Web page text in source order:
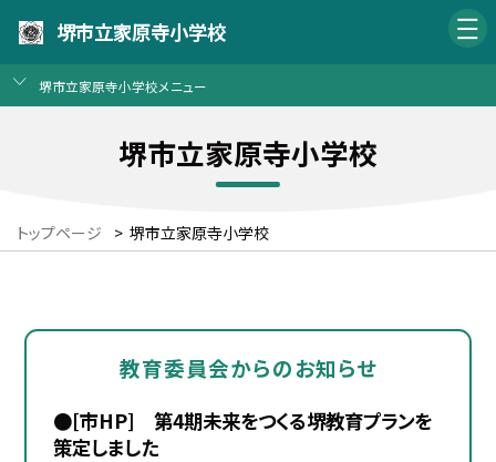
堺市立家原寺小学校
堺市立家原寺小学校メニュー
堺市立家原寺小学校
トップページ > 堺市立家原寺小学校
教育委員会からのお知らせ
●[市HP] 第4期未来をつくる堺教育プランを
策定しました